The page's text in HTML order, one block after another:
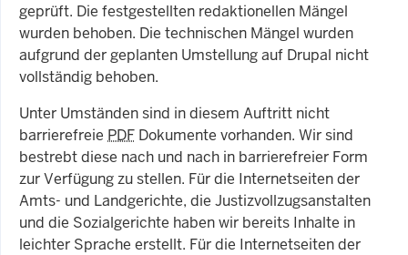
geprüft. Die festgestellten redaktionellen Mängel
wurden behoben. Die technischen Mängel wurden
aufgrund der geplanten Umstellung auf Drupal nicht
vollständig behoben.
Unter Umständen sind in diesem Auftritt nicht
barrierefreie PDF Dokumente vorhanden. Wir sind
bestrebt diese nach und nach in barrierefreier Form
zur Verfügung zu stellen. Für die Internetseiten der
Amts- und Landgerichte, die Justizvollzugsanstalten
und die Sozialgerichte haben wir bereits Inhalte in
leichter Sprache erstellt. Für die Internetseiten der